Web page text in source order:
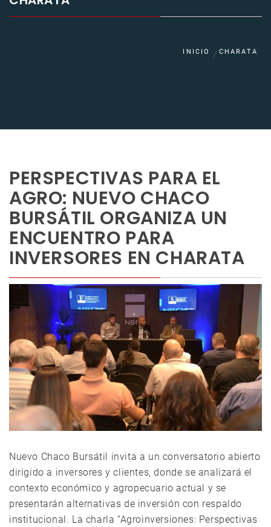
INICIO CHARATA
PERSPECTIVAS PARA EL
AGRO: NUEVO CHACO
BURSÁTIL ORGANIZA UN
ENCUENTRO PARA
INVERSORES EN CHARATA
Nuevo Chaco Bursátil invita a un conversatorio abierto
dirigido a inversores y clientes, donde se analizará el
contexto económico y agropecuario actual y se
presentarán alternativas de inversión con respaldo
institucional. La charla “Agroinversiones: Perspectivas